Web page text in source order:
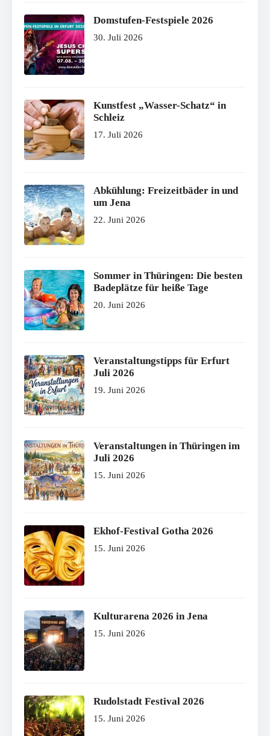
Domstufen-Festspiele 2026
30. Juli 2026
Kunstfest „Wasser-Schatz“ in
Schleiz
17. Juli 2026
Abkühlung: Freizeitbäder in und
um Jena
22. Juni 2026
Sommer in Thüringen: Die besten
Badeplätze für heiße Tage
20. Juni 2026
Veranstaltungstipps für Erfurt
Juli 2026
19. Juni 2026
Veranstaltungen in Thüringen im
Juli 2026
15. Juni 2026
Ekhof-Festival Gotha 2026
15. Juni 2026
Kulturarena 2026 in Jena
15. Juni 2026
Rudolstadt Festival 2026
15. Juni 2026